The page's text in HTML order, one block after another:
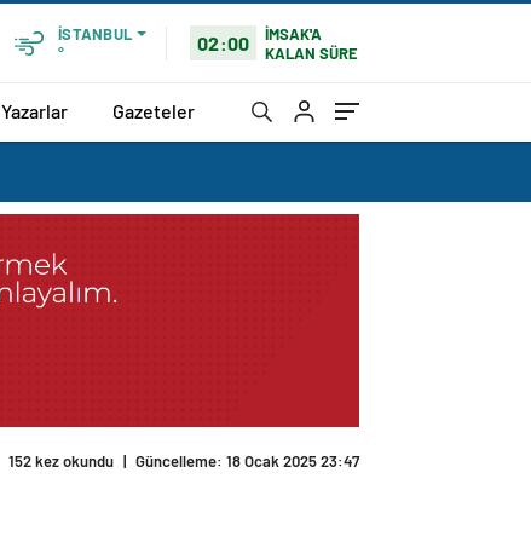
İSTANBUL
°
02:00
İMSAK'A
KALAN SÜRE
Yazarlar Gazeteler
152 kez okundu | Güncelleme: 18 Ocak 2025 23:47